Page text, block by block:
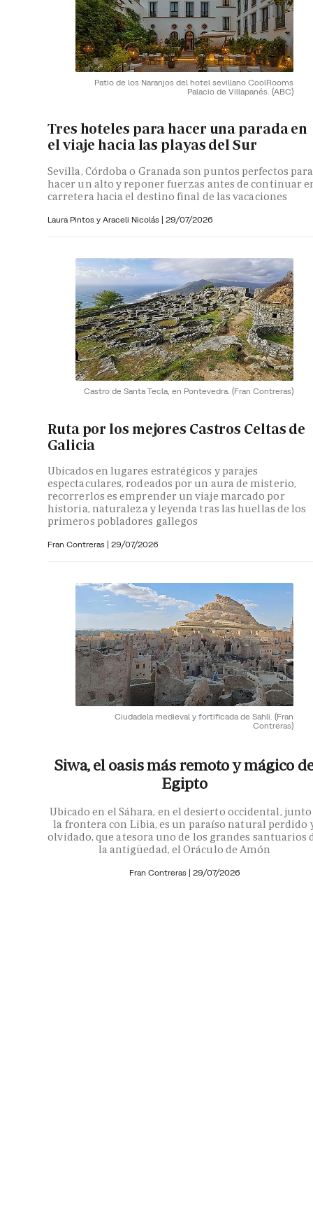
Patio de los Naranjos del hotel sevillano CoolRooms
Palacio de Villapanés. (ABC)
Tres hoteles para hacer una parada en
el viaje hacia las playas del Sur
Sevilla, Córdoba o Granada son puntos perfectos para
hacer un alto y reponer fuerzas antes de continuar
carretera hacia el destino final de las vacaciones
Laura Pintos y Araceli Nicolás | 29/07/2026
Castro de Santa Tecla, en Pontevedra. (Fran Contreras)
Ruta por los mejores Castros Celtas de
Galicia
Ubicados en lugares estratégicos y parajes
espectaculares, rodeados por un aura de misterio,
recorrerlos es emprender un viaje marcado por
historia, naturaleza y leyenda tras las huellas de los
primeros pobladores gallegos
Fran Contreras | 29/07/2026
Ciudadela medieval y fortificada de Sahli. (Fran
Contreras)
Siwa, el oasis más remoto y mágico
Egipto
Ubicado en el Sáhara, en el desierto occidental, junto
la frontera con Libia, es un paraíso natural perdido
olvidado, que atesora uno de los grandes santuarios
la antigüedad, el Oráculo de Amón
Fran Contreras | 29/07/2026